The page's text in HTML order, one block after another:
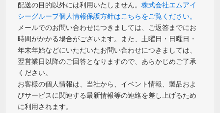
配送の目的以外には利用いたしません。 株式会社エムアイ
シーグループ個人情報保護方針はこちらをご覧ください。
メールでのお問い合わせにつきましては、ご返答までにお
時間がかかる場合がございます。また、土曜日・日曜日・
年末年始などにいただいたお問い合わせにつきましては、
翌営業日以降のご回答となりますので、あらかじめご了承
ください。
お客様の個人情報は、当社から、イベント情報、製品およ
びサービスに関連する最新情報等の連絡を差し上げるため
に利用されます。